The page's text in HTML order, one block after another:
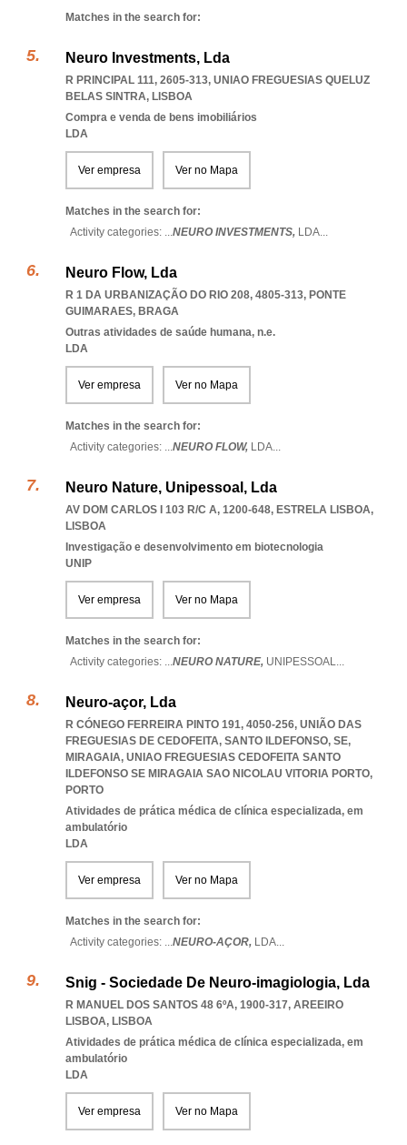
Matches in the search for:
Neuro Investments, Lda
R PRINCIPAL 111, 2605-313, UNIAO FREGUESIAS QUELUZ
BELAS SINTRA, LISBOA
Compra e venda de bens imobiliários
LDA
Ver empresa Ver no Mapa
Matches in the search for:
Activity categories: ...NEURO INVESTMENTS, LDA...
Neuro Flow, Lda
R 1 DA URBANIZAÇÃO DO RIO 208, 4805-313, PONTE
GUIMARAES, BRAGA
Outras atividades de saúde humana, n.e.
LDA
Ver empresa Ver no Mapa
Matches in the search for:
Activity categories: ...NEURO FLOW, LDA...
Neuro Nature, Unipessoal, Lda
AV DOM CARLOS I 103 R/C A, 1200-648, ESTRELA LISBOA,
LISBOA
Investigação e desenvolvimento em biotecnologia
UNIP
Ver empresa Ver no Mapa
Matches in the search for:
Activity categories: ...NEURO NATURE, UNIPESSOAL...
Neuro-açor, Lda
R CÓNEGO FERREIRA PINTO 191, 4050-256, UNIÃO DAS
FREGUESIAS DE CEDOFEITA, SANTO ILDEFONSO, SE,
MIRAGAIA, UNIAO FREGUESIAS CEDOFEITA SANTO
ILDEFONSO SE MIRAGAIA SAO NICOLAU VITORIA PORTO,
PORTO
Atividades de prática médica de clínica especializada, em
ambulatório
LDA
Ver empresa Ver no Mapa
Matches in the search for:
Activity categories: ...NEURO-AÇOR, LDA...
Snig - Sociedade De Neuro-imagiologia, Lda
R MANUEL DOS SANTOS 48 6ºA, 1900-317, AREEIRO
LISBOA, LISBOA
Atividades de prática médica de clínica especializada, em
ambulatório
LDA
Ver empresa Ver no Mapa